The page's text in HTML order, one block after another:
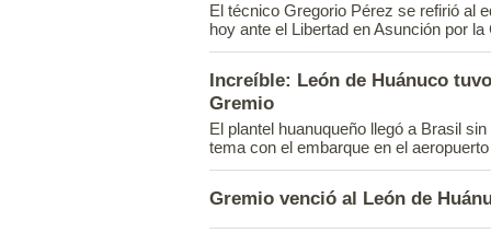
El técnico Gregorio Pérez se refirió al
hoy ante el Libertad en Asunción por
Increíble: León de Huánuco
Gremio
El plantel huanuqueño llegó a Brasil
tema con el embarque en el
Gremio venció al León de